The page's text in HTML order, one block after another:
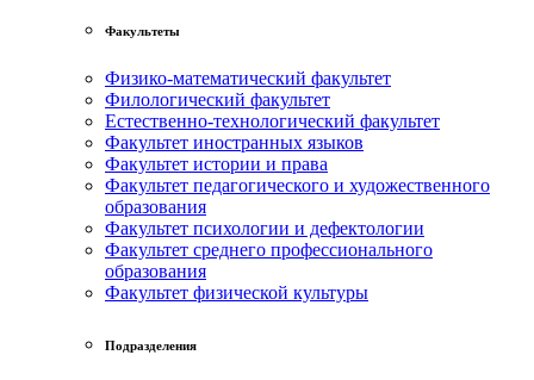
Факультеты
Физико-математический факультет
Филологический факультет
Естественно-технологический факультет
Факультет иностранных языков
Факультет истории и права
Факультет педагогического и художественного
образования
Факультет психологии и дефектологии
Факультет среднего профессионального
образования
Факультет физической культуры
Подразделения